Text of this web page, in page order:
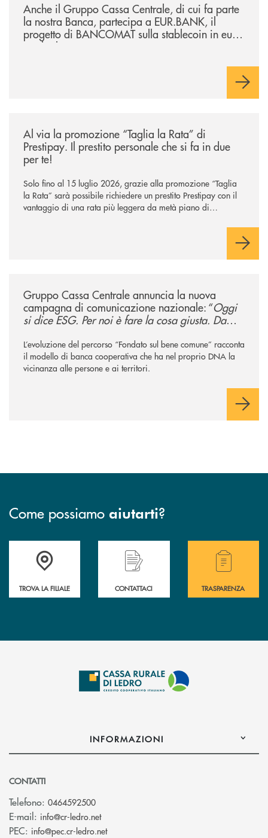
Anche il Gruppo Cassa Centrale, di cui fa parte
la nostra Banca, partecipa a EUR.BANK, il
progetto di BANCOMAT sulla stablecoin in euro
e sul relativo ecosistema
Al via la promozione “Taglia la Rata” di
Prestipay. Il prestito personale che si fa in due
per te!
Solo fino al 15 luglio 2026, grazie alla promozione “Taglia
la Rata” sarà possibile richiedere un prestito Prestipay con il
vantaggio di una rata più leggera da metà piano di
Gruppo Cassa Centrale annuncia la nuova
campagna di comunicazione nazionale: “Oggi
si dice ESG. Per noi è fare la cosa giusta. Da
L’evoluzione del percorso “Fondato sul bene comune” racconta
il modello di banca cooperativa che ha nel proprio DNA la
vicinanza alle persone e ai territori.
Come possiamo aiutarti?
Accedi all' elenco completo delle filiali .
TROVA LA FILIALE
Hai bisogno di assistenza immediata?
CONTATTACI
Hai bisogno di
TRASPARENZA
INFORMAZIONI
CONTATTI
Telefono: 0464592500
E-mail: info@cr-ledro.net(si apre l’app di posta elettronica)
PEC: info@pec.cr-ledro.net(si apre l’app di posta elettronica)